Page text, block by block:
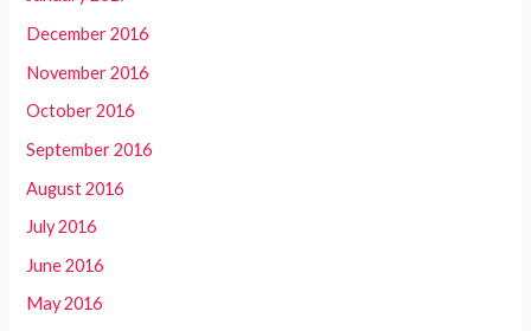
December 2016
November 2016
October 2016
September 2016
August 2016
July 2016
June 2016
May 2016